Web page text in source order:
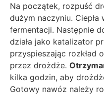
Na początek, rozpuść
dużym naczyniu.
fermentacji. Następnie
działa jako katalizator
przyspieszając rozkład
przez drożdże.
kilka godzin, aby
Gotowy nawóz należy